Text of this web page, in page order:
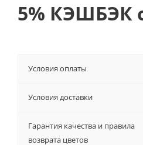
5% КЭШБЭК
Условия оплаты
Условия доставки
Гарантия качества и правила
возврата цветов